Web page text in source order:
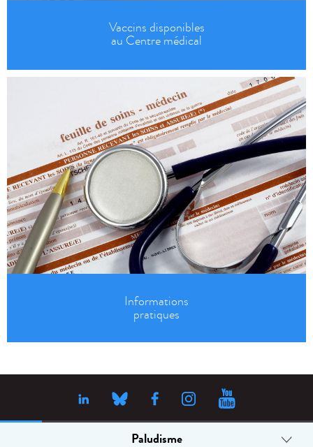
Paludisme
Vaccins disponibles
au Centre médical
Informations
pratiques